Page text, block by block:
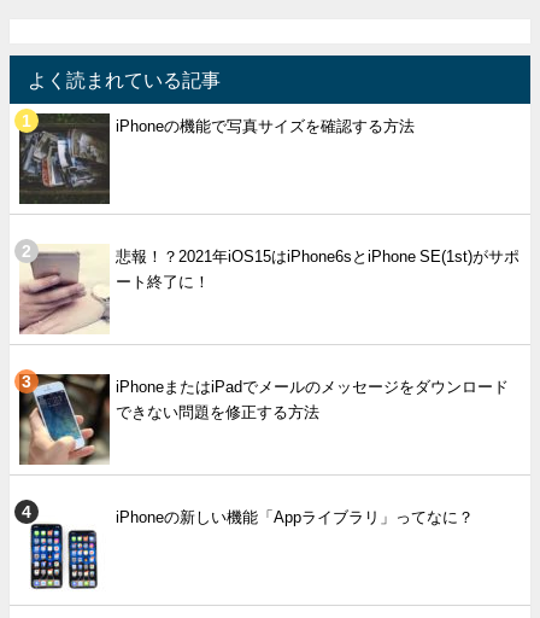
よく読まれている記事
iPhoneの機能で写真サイズを確認する方法
悲報！？2021年iOS15はiPhone6sとiPhone SE(1st)がサポ
ート終了に！
iPhoneまたはiPadでメールのメッセージをダウンロード
できない問題を修正する方法
iPhoneの新しい機能「Appライブラリ」ってなに？